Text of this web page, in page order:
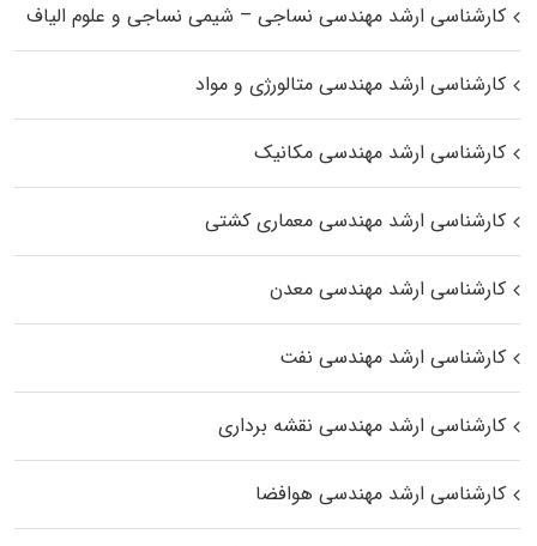
کارشناسی ارشد مهندسی نساجی – شیمی نساجی و علوم الیاف
کارشناسی ارشد مهندسی متالورژی و مواد
کارشناسی ارشد مهندسی مکانیک
کارشناسی ارشد مهندسی معماری کشتی
کارشناسی ارشد مهندسی معدن
کارشناسی ارشد مهندسی نفت
کارشناسی ارشد مهندسی نقشه برداری
کارشناسی ارشد مهندسی هوافضا